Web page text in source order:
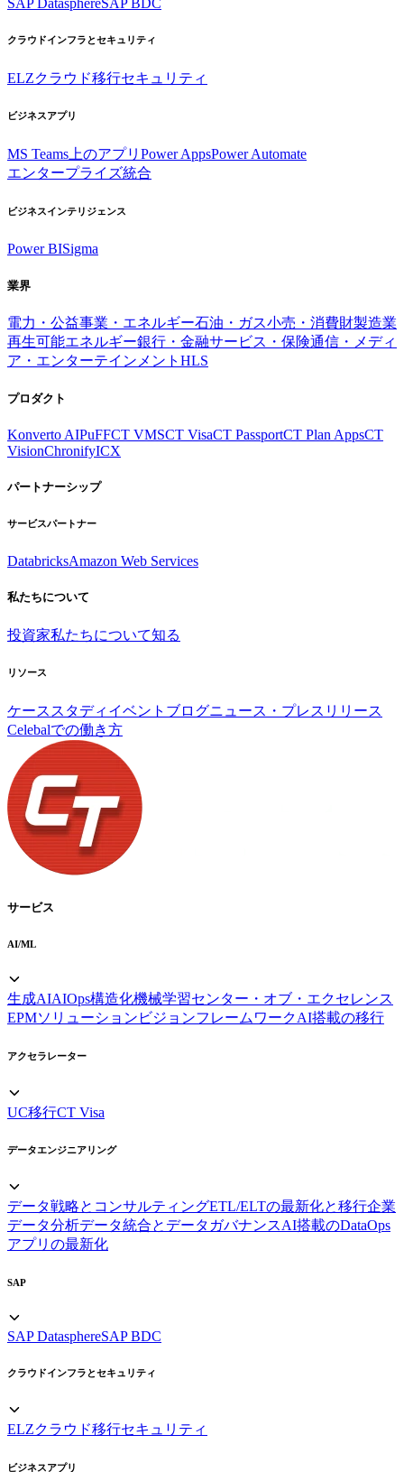
クラウドインフラとセキュリティ
ELZクラウド移行セキュリティ
ビジネスアプリ
MS Teams上のアプリ Power AppsPower Automate
エンタープライズ統合
ビジネスインテリジェンス
Power BISigma
業界
電力・公益事業・エネルギー石油・ガス小売・消費財製造業
再生可能エネルギー銀行・金融サービス・保険通信・メディ
ア・エンターテインメント HLS
プロダクト
Konverto AIPuFFCT VMSCT VisaCT PassportCT Plan AppsCT
VisionChronifyICX
パートナーシップ
サービスパートナー
DatabricksAmazon Web Services
私たちについて
投資家私たちについて知る
リソース
ケーススタディ イベント ブログニュース・プレスリリース
Celebalでの働き方
サービス
AI/ML
生成AIAIOps構造化機械学習センター・オブ・エクセレンス
EPMソリューション ビジョンフレームワークAI搭載の移行
アクセラレーター
UC移行CT Visa
データエンジニアリング
データ戦略とコンサルティングETL/ELTの最新化と移行企業
データ分析データ統合とデータガバナンスAI搭載のDataOps
アプリの最新化
SAP
SAP DatasphereSAP BDC
クラウドインフラとセキュリティ
ELZクラウド移行セキュリティ
ビジネスアプリ